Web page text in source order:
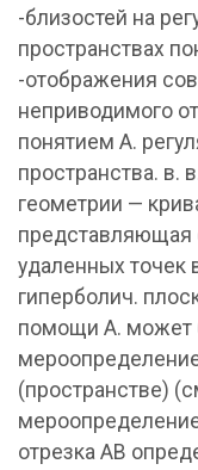
-близостей на
пространствах
-отображения
неприводимого
понятием А.
пространства. в.
геометрии —
представляющая
удаленных точек
гиперболич.
помощи А. может
(пространстве)
отрезка АВ